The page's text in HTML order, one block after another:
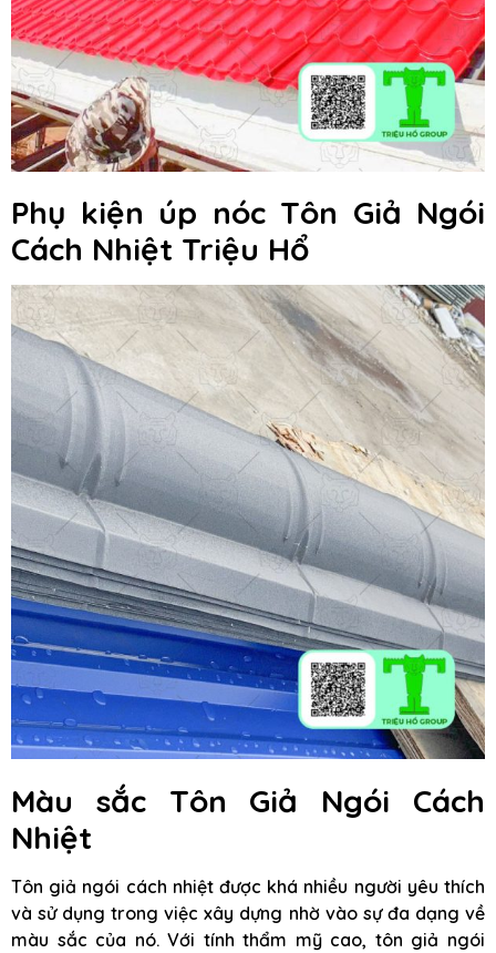
Phụ kiện úp nóc Tôn Giả Ngói
Cách Nhiệt Triệu Hổ
Màu sắc Tôn Giả Ngói Cách
Nhiệt
Tôn giả ngói cách nhiệt được khá nhiều người yêu thích
và sử dụng trong việc xây dựng nhờ vào sự đa dạng về
màu sắc của nó. Với tính thẩm mỹ cao, tôn giả ngói